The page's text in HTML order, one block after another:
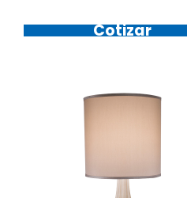
Cotizar